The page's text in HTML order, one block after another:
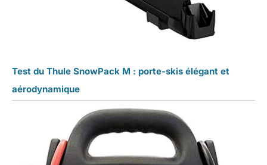
Test du Thule SnowPack M : porte-skis élégant et
aérodynamique